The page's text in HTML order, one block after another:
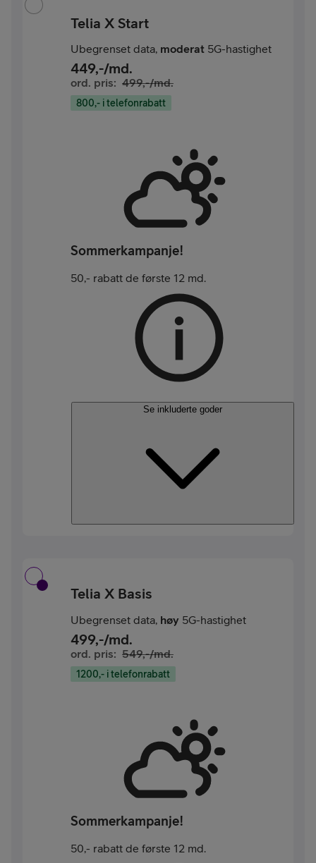
Telia X Start
Ubegrenset data, moderat 5G-hastighet
449,-/md.
ord. pris: 499,-/md.
800,- i telefonrabatt
Sommerkampanje!
50,- rabatt de første 12 md.
Se inkluderte goder
Telia X Basis
Ubegrenset data, høy 5G-hastighet
499,-/md.
ord. pris: 549,-/md.
1200,- i telefonrabatt
Sommerkampanje!
50,- rabatt de første 12 md.